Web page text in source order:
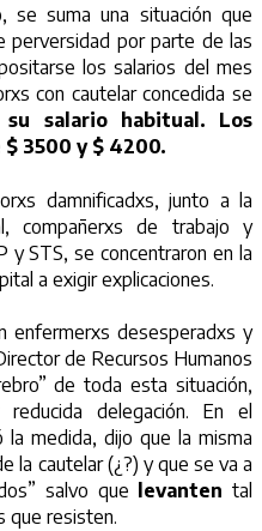
suma una situación que
perversidad por parte de las
los salarios del mes
con cautelar concedida se
salario habitual. Los
3500 y $ 4200.
damnificadxs, junto a la
compañerxs de trabajo y
y STS, se concentraron en la
a exigir explicaciones.
enfermerxs desesperadxs y
de Recursos Humanos
de toda esta situación,
delegación. En el
la medida, dijo que la misma
la cautelar (¿?) y que se va a
salvo que
levanten tal
que resisten.